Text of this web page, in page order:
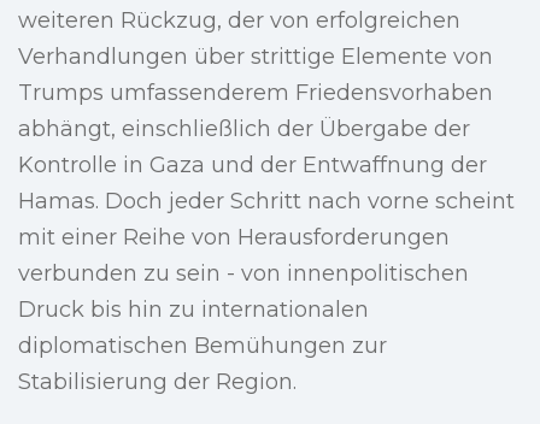
weiteren Rückzug, der von erfolgreichen
Verhandlungen über strittige Elemente von
Trumps umfassenderem Friedensvorhaben
abhängt, einschließlich der Übergabe der
Kontrolle in Gaza und der Entwaffnung der
Hamas. Doch jeder Schritt nach vorne scheint
mit einer Reihe von Herausforderungen
verbunden zu sein - von innenpolitischen
Druck bis hin zu internationalen
diplomatischen Bemühungen zur
Stabilisierung der Region.